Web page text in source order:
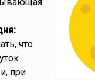
что
при